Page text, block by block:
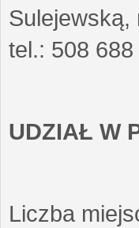
Sulejewską,
tel.: 508 688
UDZIAŁ W
Liczba